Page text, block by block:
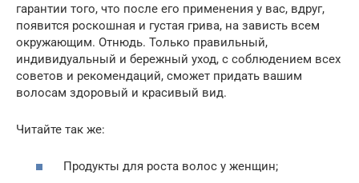
гарантии того, что после его применения у вас, вдруг,
появится роскошная и густая грива, на зависть всем
окружающим. Отнюдь. Только правильный,
индивидуальный и бережный уход, с соблюдением всех
советов и рекомендаций, сможет придать вашим
волосам здоровый и красивый вид.
Читайте так же:
Продукты для роста волос у женщин;